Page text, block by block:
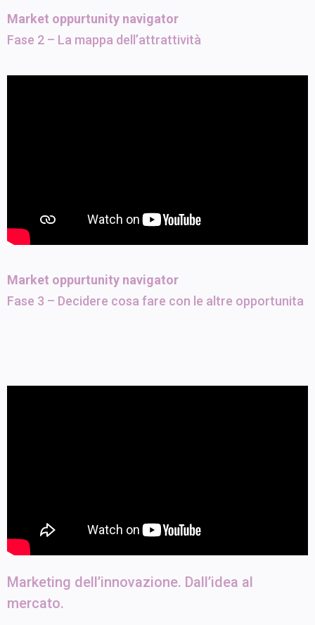
Market oppurtunity navigator
Fase 2 – La mappa dell’attrattività
Market oppurtunity navigator
Fase 3 – Decidere cosa fare con le altre opportunita
Marketing dell’innovazione. Dall’idea al
mercato.